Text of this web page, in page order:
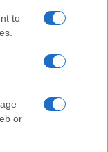
to
or
e verifiche
redigere